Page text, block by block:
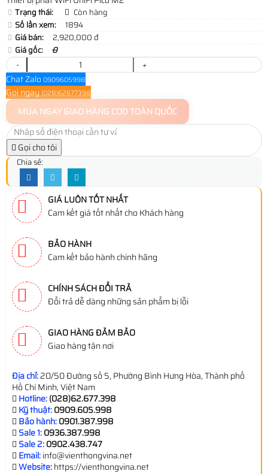
Trạng thái:
Còn hàng
Số lần xem:
1894
Giá bán:
2,920,000 đ
Giá gốc:
0
-
+
Chat Zalo 0909605998
Gọi ngay(028)62677398
MUA NGAYGIAO HÀNG COD TOÀN QUỐC
Gọi cho tôi
Chia sẻ:
GIÁ LUÔN TỐT NHẤT
Cam kết giá tốt nhất cho Khách hàng
BẢO HÀNH
Cam kết bảo hành chính hãng
CHÍNH SÁCH ĐỔI TRẢ
Đổi trả dễ dàng những sản phẩm bị lỗi
GIAO HÀNG ĐẢM BẢO
Giao hàng tận nơi
Địa chỉ:20/50 Đường số 5, Phường Bình Hưng Hòa, Thành phố
Hồ Chí Minh, Việt Nam
Hotline:(028)62.677.398
Kỹ thuật:0909.605.998
Bảo hành:0901.387.998
Sale 1:0936.387.998
Sale 2:0902.438.747
Email:info@vienthongvina.net
Website:https://vienthongvina.net